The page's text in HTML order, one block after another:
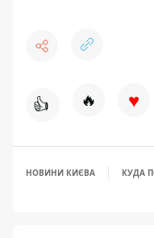
👍 🔥 ♥
НОВИНИ КИЄВА КУДА